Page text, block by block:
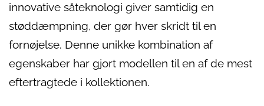
innovative såteknologi giver samtidig en
støddæmpning, der gør hver skridt til en
fornøjelse. Denne unikke kombination af
egenskaber har gjort modellen til en af de mest
eftertragtede i kollektionen.